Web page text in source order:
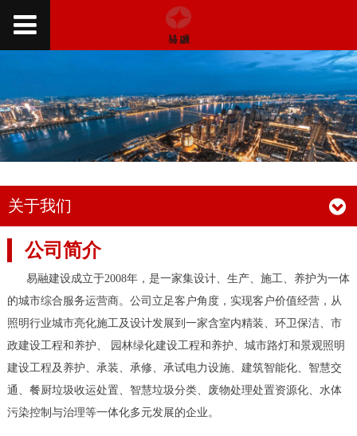
关于我们
公司简介
易融建设成立于2008年，是一家集设计、生产、施工、养护为一体
的城市综合服务运营商。公司立足客户角度，实现客户价值经营，从
照明行业城市亮化施工及设计发展到一家含室内精装、环卫保洁、市
政建设工程和养护、 园林绿化建设工程和养护、城市路灯和景观照明
建设工程及养护、承装、承修、承试电力设施、建筑智能化、智慧交
通、餐厨垃圾收运处置、智慧垃圾分类、废物处理处置资源化、水体
污染控制与治理等一体化多元发展的企业。